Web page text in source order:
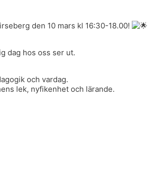
den 10 mars kl 16:30-18.00!
dag hos oss ser ut.
och vardag.
lek, nyfikenhet och lärande.